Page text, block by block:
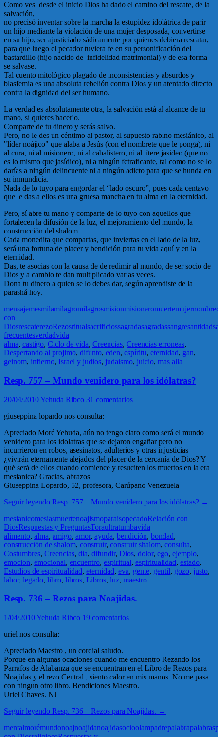
Como ves, desde el inicio Dios ha dado el camino del rescate, de la
salvación,
no precisó inventar sobre la marcha la estupidez idolátrica de parir
un hijo mediante la violación de una mujer desposada, convertirse
en su hijo, ser ajusticiado sádicamente por quienes debiera rescatar,
para que luego el pecador tuviera fe en su personificación del
bastardillo (hijo nacido de infidelidad matrimonial) y de esa forma
se salvase.
Tal cuento mitológico plagado de inconsistencias y absurdos y
blasfemia es una absoluta rebelión contra Dios y un atentado directo
contra la dignidad del ser humano.
La verdad es absolutamente otra, la salvación está al alcance de tu
mano, si quieres hacerlo.
Comparte de tu dinero y serás salvo.
Pero, no le des un céntimo al pastor, al supuesto rabino mesiánico, al
"líder noájico" que alaba a Jesús (con el nombrete que le ponga), ni
al cura, ni al misionero, ni al cabalistero, ni al títere jasideo (que no
es lo mismo que jasídico), ni a ningún fetraficante, tal como no se lo
darías a ningún delincuente ni a ningún adicto para que se hunda en
su inmundicia.
Nada de lo tuyo para engordar el “lado oscuro”, pues cada centavo
que le das a ellos es una gruesa mancha en tu alma en la eternidad.
Pero, sí abre tu mano y comparte de lo tuyo con aquellos que
fortalecen la difusión de la luz, el mejoramiento del mundo, la
construcción del shalom.
Cada monedita que compartas, que inviertas en el lado de la luz,
será una fortuna de placer y bendición para tu vida aquí y en la
eternidad.
Das, te asocias con la causa de de redimir al mundo, de ser socio de
Dios y a cambio te dan multiplicado varias veces.
Dona tu dinero a quien se lo debes dar, según aprendiste de la
parashá hoy.
mensajemesmilamilagromilagrosmisionmisioneromuertemujernombre
con
DiosrescaterezoRezosritualsacrificiossagradasagradassangresantidad
frecuentesverdadvida
alma, castigo, Ciclo de vida, Creencias, Creencias erroneas,
Despertando al projimo, difunto, eden, espíritu, eternidad, gan,
geinom, infierno, Israel y judios, judaismo, juicio, mas alla
Resp. 757 – Mundo venidero para los idólatras?
20/04/2010Yehuda Ribco 31 comentarios
giuseppina lopardo nos consulta:
Apreciado Moré Yehuda, aún no tengo claro como será el mundo
venidero para los idolatras que se dejaron engañar pero no
incurrieron en robos, asesinatos, adulterios y otras injusticias
¿vivirán eternamente alejados del placer de la cercanía de Dios? Y
qué será de ellos cuando comience y resuciten los muertos en la era
mesianica? Gracias, abrazos.
Giuseppina Lopardo, 52, profesora, Carúpano Venezuela
Seguir leyendo Resp. 757 – Mundo venidero para los idólatras? →
mesianicomesiasmuertenoajismoparaisopecadoRelación con
DiosRespuestas y PreguntasToraultratumbavida
alimento, alma, amigo, amor, ayuda, bendición, bondad,
construcción de shalom, construir, construir shalom, consulta,
Costumbres, Creencias, dia, difundir, Dios, dolor, ego, ejemplo,
emocion, emocional, encuentro, espiritual, espiritualidad, estado,
Estudios de espiritualidad, eternidad, eva, gente, gentil, gozo, justo,
labor, legado, libro, libros, Libros, luz, maestro
Resp. 736 – Rezos para Noajidas.
1/04/2010Yehuda Ribco 19 comentarios
uriel nos consulta:
Apreciado Maestro , un cordial saludo.
Porque en algunas ocaciones cuando me encuentro Rezando los
Parrafos de Alabanza que se encuentran en el Libro de Rezos para
Noajidas y el rezo Central , siento calor en mis manos. No me pasa
con ningun otro libro. Bendiciones Maestro.
Uriel Chaves. NJ
Seguir leyendo Resp. 736 – Rezos para Noajidas. →
mentalmorémundonoajnoajidanoajidasocioolampadrepalabrapalabras